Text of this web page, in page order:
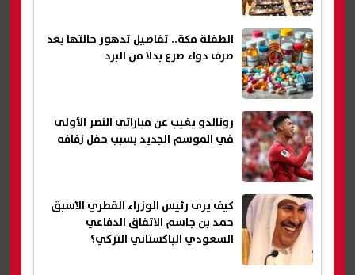
الطفلة مكة.. تفاصيل تدهور حالتها بعد
صرف دواء صرع بدلا من البرد
رونالدو يغيب عن مباراتي النصر الأولى
في الموسم الجديد بسبب حفل زفافه
كيف يرى رئيس الوزراء القطري الأسبق
حمد بن جاسم الاتفاق الدفاعي
السعودي الباكستاني التركي؟